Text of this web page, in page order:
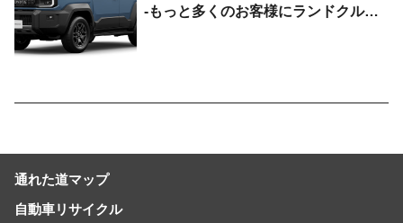
-もっと多くのお客様にランドクルー
通れた道マップ
自動車リサイクル